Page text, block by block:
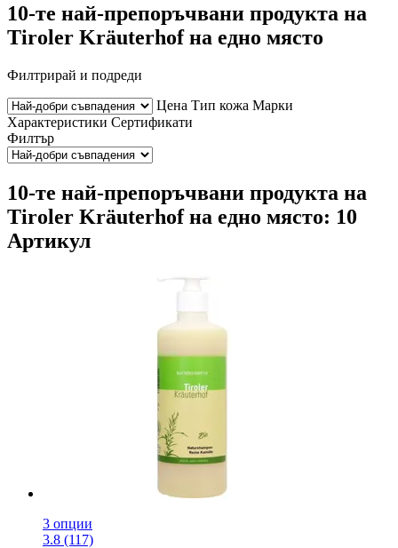
10-те най-препоръчвани продукта на
Tiroler Kräuterhof на едно място
Филтрирай и подреди
Цена Тип кожа Марки
Характеристики Сертификати
Филтър
10-те най-препоръчвани продукта на
Tiroler Kräuterhof на едно място: 10
Артикул
3 опции
3.8 (117)